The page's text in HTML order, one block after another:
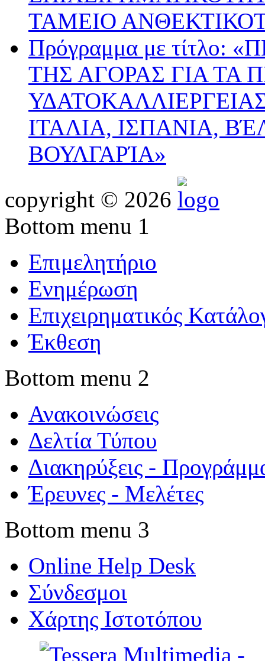
ΤΑΜΕΙΟ
Πρόγραμμα με
ΤΗΣ ΑΓΟΡΑΣ ΓΙΑ ΤΑ
ΙΤΑΛΙΑ, ΙΣΠΑΝΙΑ,
ΒΟΥΛΓΑΡΊΑ»
copyright © 2026
Bottom menu 1
Επιμελητήριο
Ενημέρωση
Επιχειρηματικός
Έκθεση
Bottom menu 2
Ανακοινώσεις
Δελτία Τύπου
Διακηρύξεις -
Έρευνες - Μελέτες
Bottom menu 3
Online Help Desk
Σύνδεσμοι
Χάρτης Ιστοτόπου